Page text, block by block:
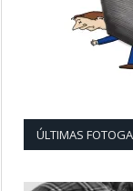
ÚLTIMAS